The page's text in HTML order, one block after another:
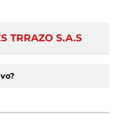
TRRAZO S.A.S